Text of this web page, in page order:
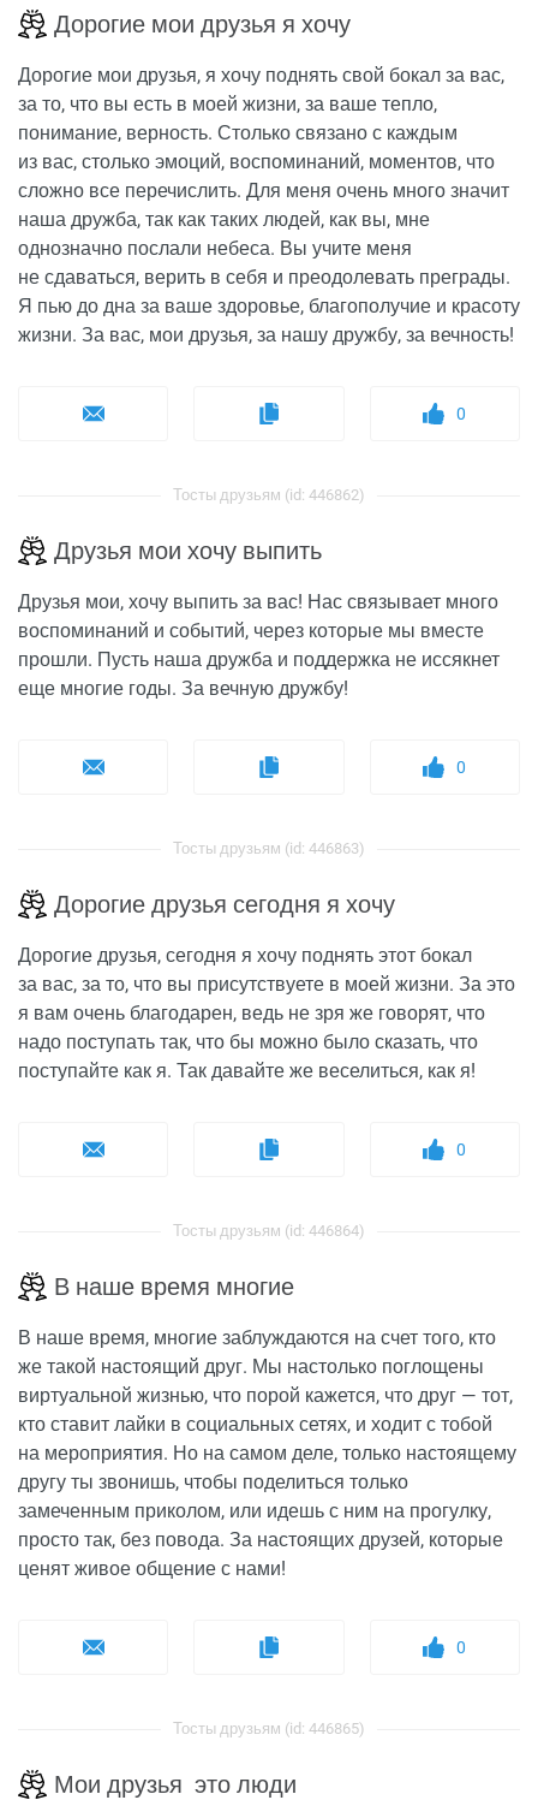
Дорогие мои друзья я хочу
Дорогие мои друзья, я хочу поднять свой бокал за вас,
за то, что вы есть в моей жизни, за ваше тепло,
понимание, верность. Столько связано с каждым
из вас, столько эмоций, воспоминаний, моментов, что
сложно все перечислить. Для меня очень много значит
наша дружба, так как таких людей, как вы, мне
однозначно послали небеса. Вы учите меня
не сдаваться, верить в себя и преодолевать преграды.
Я пью до дна за ваше здоровье, благополучие и красоту
жизни. За вас, мои друзья, за нашу дружбу, за вечность!
0
Тосты друзьям (id: 446862)
Друзья мои хочу выпить
Друзья мои, хочу выпить за вас! Нас связывает много
воспоминаний и событий, через которые мы вместе
прошли. Пусть наша дружба и поддержка не иссякнет
еще многие годы. За вечную дружбу!
0
Тосты друзьям (id: 446863)
Дорогие друзья сегодня я хочу
Дорогие друзья, сегодня я хочу поднять этот бокал
за вас, за то, что вы присутствуете в моей жизни. За это
я вам очень благодарен, ведь не зря же говорят, что
надо поступать так, что бы можно было сказать, что
поступайте как я. Так давайте же веселиться, как я!
0
Тосты друзьям (id: 446864)
В наше время многие
В наше время, многие заблуждаются на счет того, кто
же такой настоящий друг. Мы настолько поглощены
виртуальной жизнью, что порой кажется, что друг — тот,
кто ставит лайки в социальных сетях, и ходит с тобой
на мероприятия. Но на самом деле, только настоящему
другу ты звонишь, чтобы поделиться только
замеченным приколом, или идешь с ним на прогулку,
просто так, без повода. За настоящих друзей, которые
ценят живое общение с нами!
0
Тосты друзьям (id: 446865)
Мои друзья это люди